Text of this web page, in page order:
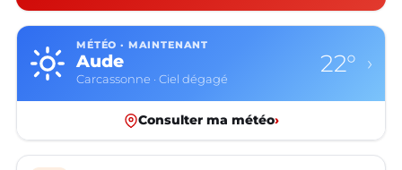
MÉTÉO · MAINTENANT
Aude
Carcassonne · Ciel dégagé
22° ›
Consulter ma météo›